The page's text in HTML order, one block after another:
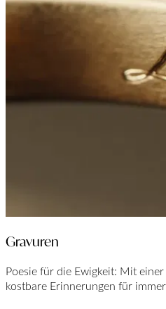
Gravuren
Poesie für die Ewigkeit: Mit
kostbare Erinnerungen für